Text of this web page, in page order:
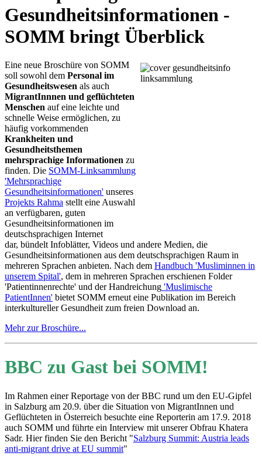
Gesundheitsinformationen -
SOMM bringt Überblick
Eine neue Broschüre von SOMM
soll sowohl dem Personal im
Gesundheitswesen als auch
MigrantInnnen und geflüchteten
Menschen auf eine leichte und
schnelle Weise ermöglichen, zu
häufig vorkommenden
Krankheiten und
Gesundheitsthemen
mehrsprachige Informationen zu
finden. Die SOMM-Linksammlung
'Mehrsprachige
Gesundheitsinformationen' unseres
Projekts Rahma stellt eine Auswahl
an verfügbaren, guten
Gesundheitsinformationen im
deutschsprachigen Internet
dar, bündelt Infoblätter, Videos und andere Medien, die
Gesundheitsinformationen aus dem deutschsprachigen Raum in
mehreren Sprachen anbieten. Nach dem Handbuch 'Musliminnen in
unserem Spital', dem in mehreren Sprachen erschienen Folder
'Patientinnenrechte' und der Handreichung 'Muslimische
PatientInnen' bietet SOMM erneut eine Publikation im Bereich
interkultureller Gesundheit zum freien Download an.
Mehr zur Broschüre...
BBC zu Gast bei SOMM!
Im Rahmen einer Reportage von der BBC rund um den EU-Gipfel
in Salzburg am 20.9. über die Situation von MigrantInnen und
Geflüchteten in Österreich besuchte eine Reporterin am 17.9. 2018
auch SOMM und führte ein Interview mit unserer Obfrau Khatera
Sadr. Hier finden Sie den Bericht "Salzburg Summit: Austria leads
anti-migrant drive at EU summit"